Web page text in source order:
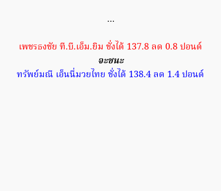
…
เพชรธงชัย ที.บี.เอ็ม.ยิม ชั่งได้ 137.8 ลด 0.8 ปอนด์
จะชนะ
ทรัพย์มณี เอ็นนี่มวยไทย ชั่งได้ 138.4 ลด 1.4 ปอนด์